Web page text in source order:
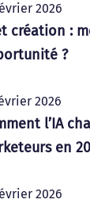
2026
création :
?
2026
l’IA
en
2026